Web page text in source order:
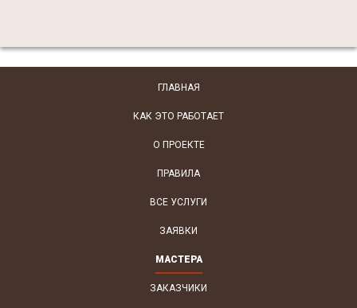
ГЛАВНАЯ
КАК ЭТО РАБОТАЕТ
О ПРОЕКТЕ
ПРАВИЛА
ВСЕ УСЛУГИ
ЗАЯВКИ
МАСТЕРА
ЗАКАЗЧИКИ